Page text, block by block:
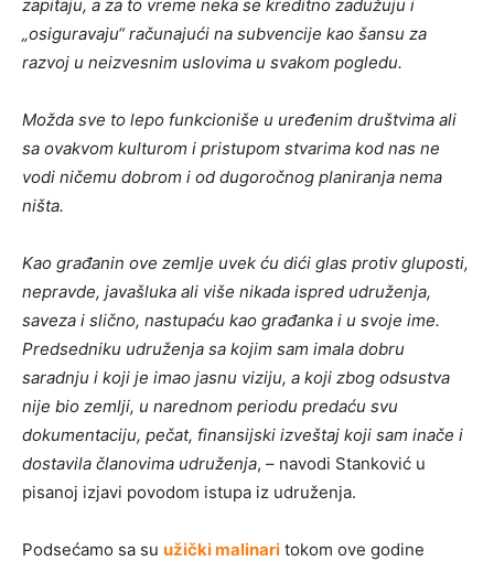
zapitaju, a za to vreme neka se kreditno zadužuju i
„osiguravaju“ računajući na subvencije kao šansu za
razvoj u neizvesnim uslovima u svakom pogledu.
Možda sve to lepo funkcioniše u uređenim društvima ali
sa ovakvom kulturom i pristupom stvarima kod nas ne
vodi ničemu dobrom i od dugoročnog planiranja nema
ništa.
Kao građanin ove zemlje uvek ću dići glas protiv gluposti,
nepravde, javašluka ali više nikada ispred udruženja,
saveza i slično, nastupaću kao građanka i u svoje ime.
Predsedniku udruženja sa kojim sam imala dobru
saradnju i koji je imao jasnu viziju, a koji zbog odsustva
nije bio zemlji, u narednom periodu predaću svu
dokumentaciju, pečat, finansijski izveštaj koji sam inače i
dostavila članovima udruženja, – navodi Stanković u
pisanoj izjavi povodom istupa iz udruženja.
Podsećamo sa su užički malinari tokom ove godine